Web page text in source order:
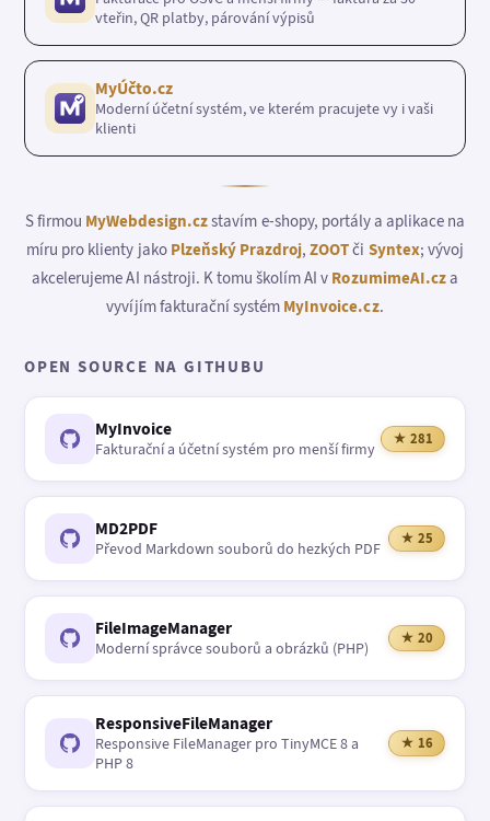
vteřin, QR platby, párování výpisů
MyÚčto.cz
Moderní účetní systém, ve kterém pracujete vy i vaši
klienti
S firmou MyWebdesign.czstavím e-shopy, portály a aplikace na
míru pro klienty jako Plzeňský Prazdroj,ZOOTči Syntex; vývoj
akcelerujeme AI nástroji. K tomu školím AI v RozumimeAI.cza
vyvíjím fakturační systém MyInvoice.cz.
OPEN SOURCE NA GITHUBU
MyInvoice
Fakturační a účetní systém pro menší firmy
★ 281
MD2PDF
Převod Markdown souborů do hezkých PDF
★ 25
FileImageManager
Moderní správce souborů a obrázků (PHP)
★ 20
ResponsiveFileManager
Responsive FileManager pro TinyMCE 8 a
PHP 8
★ 16